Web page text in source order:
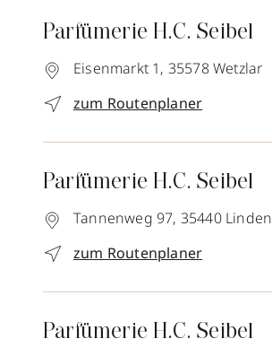
Parfümerie H.C. Seibel
Eisenmarkt 1, 35578Wetzlar
zum Routenplaner
Parfümerie H.C. Seibel
Tannenweg 97, 35440 Linden
zum Routenplaner
Parfümerie H.C. Seibel